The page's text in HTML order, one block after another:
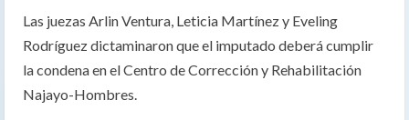
Las juezas Arlin Ventura, Leticia Martínez y Eveling
Rodríguez dictaminaron que el imputado deberá cumplir
la condena en el Centro de Corrección y Rehabilitación
Najayo-Hombres.